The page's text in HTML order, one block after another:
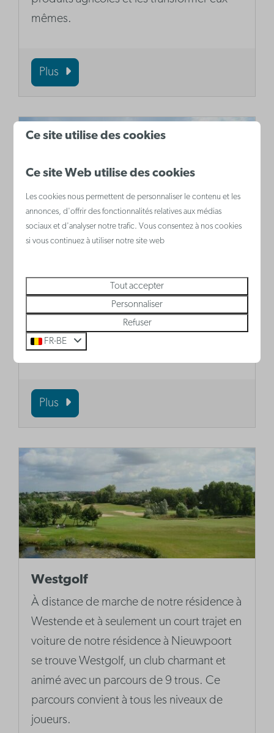
mêmes.
Plus
Rotonde, Le Grand Hôtel Bellevue, à
Westende est incontournable! Ce
bâtiment Belle Époque a des influences
égyptiennes, italiennes et marocaines.
Plus
Westgolf
À distance de marche de notre résidence à
Westende et à seulement un court trajet en
voiture de notre résidence à Nieuwpoort
se trouve Westgolf, un club charmant et
animé avec un parcours de 9 trous. Ce
parcours convient à tous les niveaux de
joueurs.
Ce site utilise des cookies
Ce site Web utilise des cookies
Les cookies nous permettent de personnaliser le contenu et les
annonces, d'offrir des fonctionnalités relatives aux médias
sociaux et d'analyser notre trafic. Vous consentez à nos cookies
si vous continuez à utiliser notre site web
Tout accepter
Personnaliser
Refuser
FR-BE